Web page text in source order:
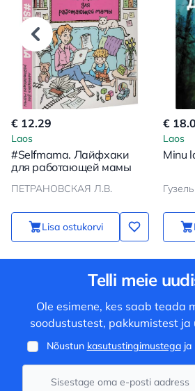
€ 12.29
Laos
#Selfmama. Лайфхаки
для работающей мамы
ПЕТРАНОВСКАЯ Л.В.
Lisa ostukorvi
€
Laos
Minu
Telli meie
Ole esimene, kes saab teada
soodustustest, pakkumistest
Nõustun kasutustingimustegaja